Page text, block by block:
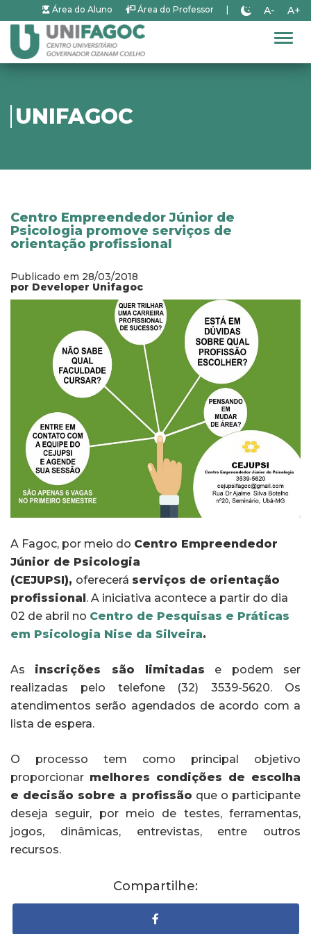
Área do Aluno Área do Professor A- A+
UNIFAGOC
Centro Empreendedor Júnior de
Psicologia promove serviços de
orientação profissional
Publicado em 28/03/2018
por Developer Unifagoc
A Fagoc, por meio do Centro Empreendedor
Júnior de Psicologia
(CEJUPSI), oferecerá serviços de orientação
profissional. A iniciativa acontece a partir do dia
02 de abril no Centro de Pesquisas e Práticas
em Psicologia Nise da Silveira.
As inscrições são limitadas e podem ser
realizadas pelo telefone (32) 3539-5620. Os
atendimentos serão agendados de acordo com a
lista de espera.
O processo tem como principal objetivo
proporcionar melhores condições de escolha
e decisão sobre a profissão que o participante
deseja seguir, por meio de testes, ferramentas,
jogos, dinâmicas, entrevistas, entre outros
recursos.
Compartilhe: